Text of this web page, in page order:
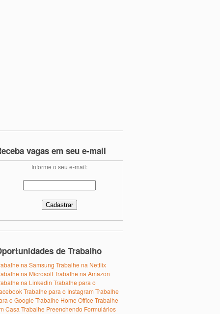
vagas em seu e-mail
Informe o seu e-mail:
de Trabalho
na Samsung Trabalhe na Netflix
na MicrosoftTrabalhe na Amazon
na Linkedin Trabalhe para o
Trabalhe para o Instagram Trabalhe
o Google Trabalhe Home Office Trabalhe
CasaTrabalhe Preenchendo Formulários